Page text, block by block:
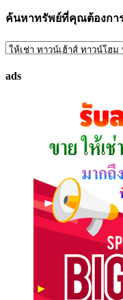
ค้นหาทรัพย์ที่คุณต้องกา
ค้นหา
ที่
ads